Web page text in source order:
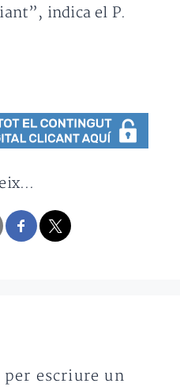
indica el P.
per escriure un